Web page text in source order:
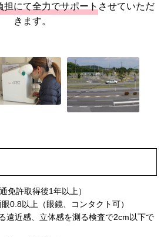
担にて全力でサポート させていただ
きます。
免許取得後1年以上）
0.8以上（眼鏡、コンタクト可）
遠近感、立体感を測る検査で2cm以下で